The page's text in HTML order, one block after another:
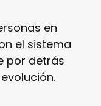
en
el sistema
por detrás